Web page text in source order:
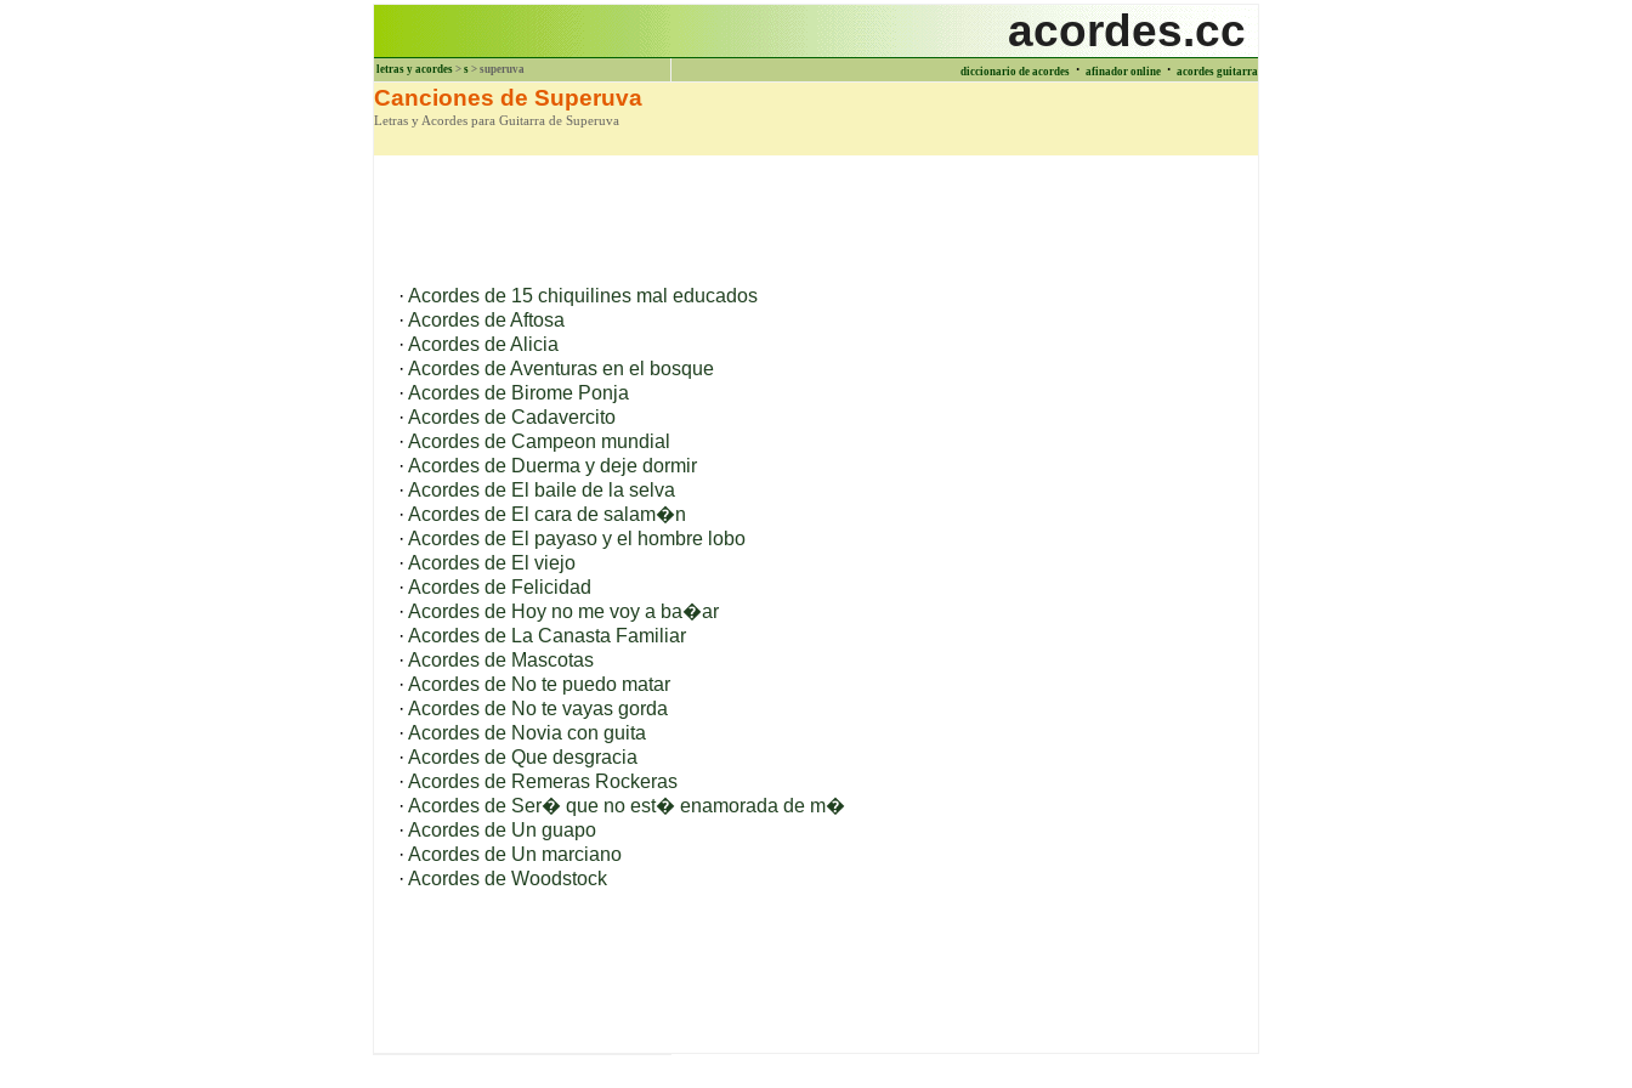
acordes.cc
letras y acordes > s > superuva diccionario de acordes · afinador online · acordes guitarra
Canciones de Superuva
Letras y Acordes para Guitarra de Superuva
· Acordes de 15 chiquilines mal educados
· Acordes de Aftosa
· Acordes de Alicia
· Acordes de Aventuras en el bosque
· Acordes de Birome Ponja
· Acordes de Cadavercito
· Acordes de Campeon mundial
· Acordes de Duerma y deje dormir
· Acordes de El baile de la selva
· Acordes de El cara de salam�n
· Acordes de El payaso y el hombre lobo
· Acordes de El viejo
· Acordes de Felicidad
· Acordes de Hoy no me voy a ba�ar
· Acordes de La Canasta Familiar
· Acordes de Mascotas
· Acordes de No te puedo matar
· Acordes de No te vayas gorda
· Acordes de Novia con guita
· Acordes de Que desgracia
· Acordes de Remeras Rockeras
· Acordes de Ser� que no est� enamorada de m�
· Acordes de Un guapo
· Acordes de Un marciano
· Acordes de Woodstock